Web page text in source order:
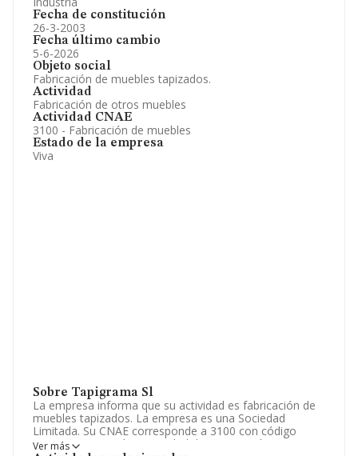
Fecha de constitución
26-3-2003
Fecha último cambio
5-6-2026
Objeto social
Fabricación de muebles tapizados.
Actividad
Fabricación de otros muebles
Actividad CNAE
3100 - Fabricación de muebles
Estado de la empresa
Viva
Sobre Tapigrama Sl
La empresa informa que su actividad es fabricación de
muebles tapizados. La empresa es una Sociedad
Limitada. Su CNAE corresponde a 3100 con código
'%cnae%'. No realiza actividad de importación y/o
Ver más